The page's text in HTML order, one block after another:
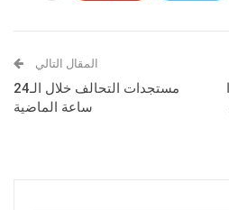
المقال التالي
مستجدات التحالف خلال الـ24
ساعة الماضية